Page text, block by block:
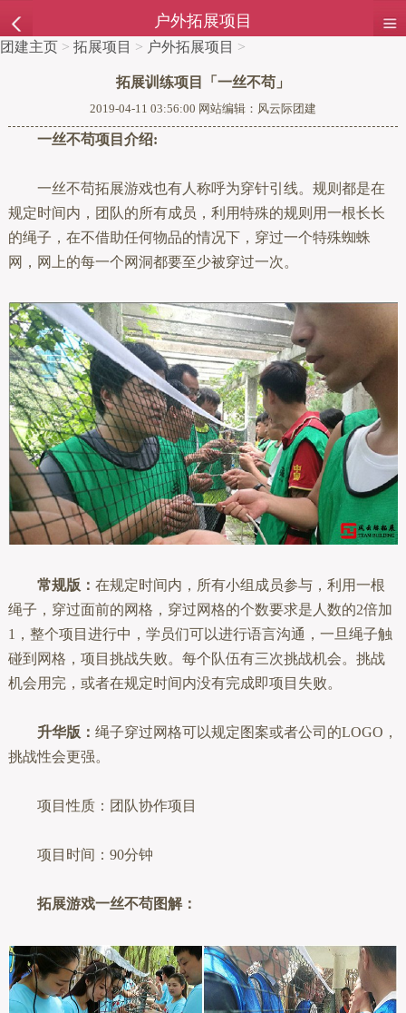
户外拓展项目
团建主页 > 拓展项目 > 户外拓展项目 >
拓展训练项目「一丝不苟」
2019-04-11 03:56:00 网站编辑：风云际团建
一丝不苟项目介绍:
一丝不苟拓展游戏也有人称呼为穿针引线。规则都是在
规定时间内，团队的所有成员，利用特殊的规则用一根长长
的绳子，在不借助任何物品的情况下，穿过一个特殊蜘蛛
网，网上的每一个网洞都要至少被穿过一次。
常规版： 在规定时间内，所有小组成员参与，利用一根
绳子，穿过面前的网格，穿过网格的个数要求是人数的2倍加
1，整个项目进行中，学员们可以进行语言沟通，一旦绳子触
碰到网格，项目挑战失败。每个队伍有三次挑战机会。挑战
机会用完，或者在规定时间内没有完成即项目失败。
升华版： 绳子穿过网格可以规定图案或者公司的LOGO，
挑战性会更强。
项目性质：团队协作项目
项目时间：90分钟
拓展游戏一丝不苟图解：